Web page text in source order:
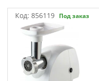
Код: 856119 Под заказ